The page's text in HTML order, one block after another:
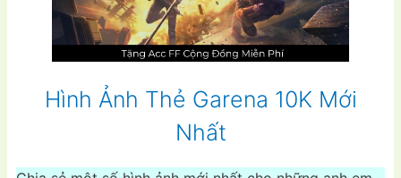
Hình Ảnh Thẻ Garena 10K Mới
Nhất